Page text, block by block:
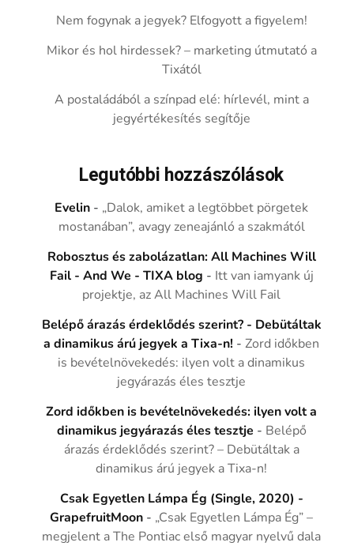
Nem fogynak a jegyek? Elfogyott a figyelem!
Mikor és hol hirdessek? – marketing útmutató a
Tixától
A postaládából a színpad elé: hírlevél, mint a
jegyértékesítés segítője
Legutóbbi hozzászólások
Evelin - „Dalok, amiket a legtöbbet pörgetek
mostanában”, avagy zeneajánló a szakmától
Robosztus és zabolázatlan: All Machines Will
Fail - And We - TIXA blog - Itt van iamyank új
projektje, az All Machines Will Fail
Belépő árazás érdeklődés szerint? - Debütáltak
a dinamikus árú jegyek a Tixa-n! -Zord időkben
is bevételnövekedés: ilyen volt a dinamikus
jegyárazás éles tesztje
Zord időkben is bevételnövekedés: ilyen volt a
dinamikus jegyárazás éles tesztje - Belépő
árazás érdeklődés szerint? – Debütáltak a
dinamikus árú jegyek a Tixa-n!
Csak Egyetlen Lámpa Ég (Single, 2020) -
GrapefruitMoon - „Csak Egyetlen Lámpa Ég” –
megjelent a The Pontiac első magyar nyelvű dala